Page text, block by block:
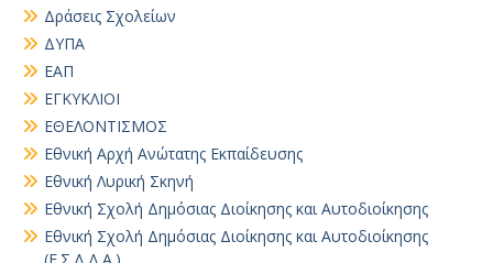
Δράσεις Σχολείων
ΔΥΠΑ
ΕΑΠ
ΕΓΚΥΚΛΙΟΙ
ΕΘΕΛΟΝΤΙΣΜΟΣ
Εθνική Αρχή Ανώτατης Εκπαίδευσης
Εθνική Λυρική Σκηνή
Εθνική Σχολή Δημόσιας Διοίκησης και Αυτοδιοίκησης
Εθνική Σχολή Δημόσιας Διοίκησης και Αυτοδιοίκησης